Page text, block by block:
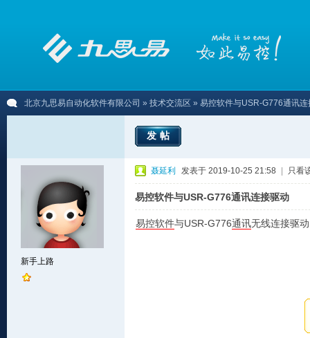
北京九思易自动化软件有限公司 » 技术交流区 » 易控软件与USR-G776通讯连
发帖
新手上路
聂延利 发表于 2019-10-25 21:58 只看
易控软件与USR-G776通讯连接驱动
易控软件与USR-G776通讯无线连接驱动